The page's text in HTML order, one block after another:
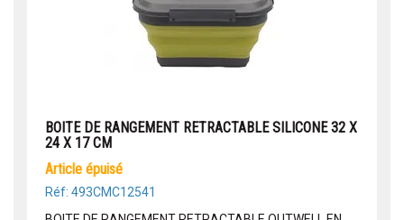
BOITE DE RANGEMENT RETRACTABLE SILICONE 32 X
24 X 17 CM
article épuisé
Réf: 493CMC12541